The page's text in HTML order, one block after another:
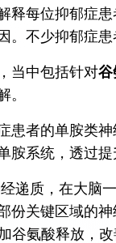
每位抑郁症
。不少抑郁症
当中包括针对谷
。
患者的单胺类
系统，透过提
递质，在大脑
关键区域的
氨酸释放，